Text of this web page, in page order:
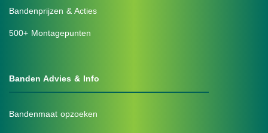
Bandenprijzen & Acties
500+ Montagepunten
Banden Advies & Info
Bandenmaat opzoeken